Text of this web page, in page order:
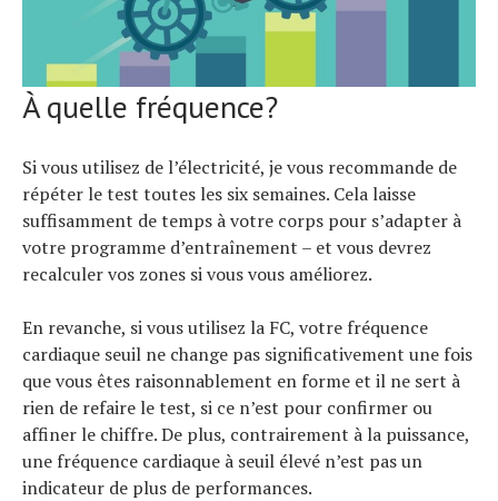
À quelle fréquence?
Si vous utilisez de l’électricité, je vous recommande de
répéter le test toutes les six semaines. Cela laisse
suffisamment de temps à votre corps pour s’adapter à
votre programme d’entraînement – et vous devrez
recalculer vos zones si vous vous améliorez.
En revanche, si vous utilisez la FC, votre fréquence
cardiaque seuil ne change pas significativement une fois
que vous êtes raisonnablement en forme et il ne sert à
rien de refaire le test, si ce n’est pour confirmer ou
affiner le chiffre. De plus, contrairement à la puissance,
une fréquence cardiaque à seuil élevé n’est pas un
indicateur de plus de performances.